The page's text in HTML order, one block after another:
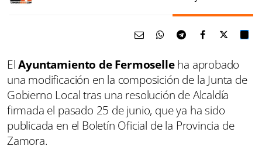
ElAyuntamiento de Fermoselleha aprobado
una modificación en la composición de la Junta de
Gobierno Local tras una resolución de Alcaldía
firmada el pasado 25 de junio, que ya ha sido
publicada en el Boletín Oficial de la Provincia de
Zamora.